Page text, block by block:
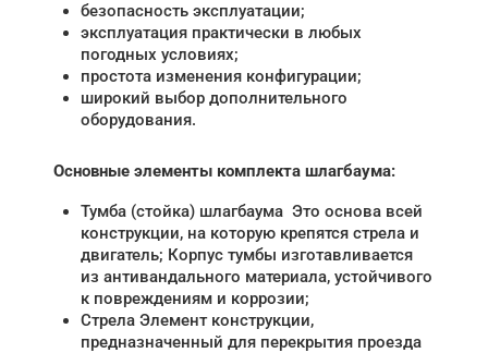
безопасность эксплуатации;
эксплуатация практически в любых
погодных условиях;
простота изменения конфигурации;
широкий выбор дополнительного
оборудования.
Основные элементы комплекта шлагбаума:
Тумба (стойка) шлагбаума Это основа всей
конструкции, на которую крепятся стрела и
двигатель; Корпус тумбы изготавливается
из антивандального материала, устойчивого
к повреждениям и коррозии;
Стрела Элемент конструкции,
предназначенный для перекрытия проезда